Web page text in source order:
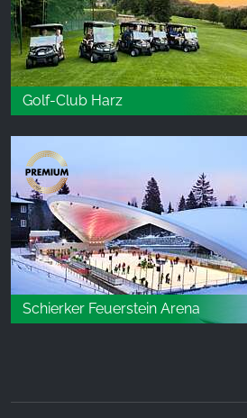
Golf-Club Harz
Schierker Feuerstein Arena